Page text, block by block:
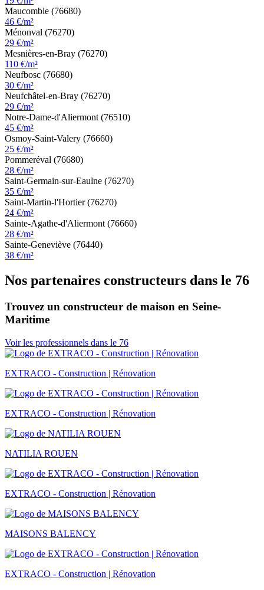
Maucomble (76680)
46 €/m²
Ménonval (76270)
29 €/m²
Mesnières-en-Bray (76270)
110 €/m²
Neufbosc (76680)
30 €/m²
Neufchâtel-en-Bray (76270)
29 €/m²
Notre-Dame-d'Aliermont (76510)
45 €/m²
Osmoy-Saint-Valery (76660)
25 €/m²
Pommeréval (76680)
28 €/m²
Saint-Germain-sur-Eaulne (76270)
35 €/m²
Saint-Martin-l'Hortier (76270)
24 €/m²
Sainte-Agathe-d'Aliermont (76660)
28 €/m²
Sainte-Geneviève (76440)
38 €/m²
Nos partenaires constructeurs dans le 76
Trouvez un constructeur de maison en Seine-
Maritime
Voir les professionnels dans le 76
EXTRACO - Construction | Rénovation
EXTRACO - Construction | Rénovation
NATILIA ROUEN
EXTRACO - Construction | Rénovation
MAISONS BALENCY
EXTRACO - Construction | Rénovation